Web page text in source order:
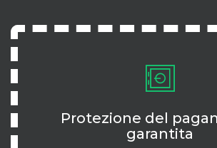
Protezione del
garantita